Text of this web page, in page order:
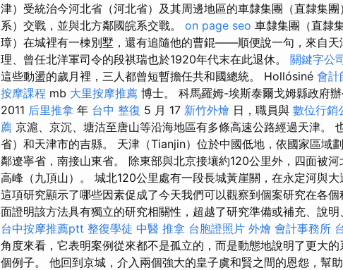
津）受統治今河北省（河北省）及其周邊地區的車隸集團（直隸集
系）交戰，並與北方鄰國皖系交戰。 on page seo 車隸集團（直隸
璋）在城裡有一棟別墅，還有追隨他的曹錕——順便說一句，來自天
理、曾任北洋軍司令的段祺瑞也於1920年代末在此退休。 關鍵字公
這些動盪的歲月裡，三人都曾短暫擔任共和國總統。 Hollósiné 會計
按摩課程 mb 大里按摩推薦 博士。 科馬羅姆-埃斯泰爾戈姆縣政府
2011 后里推拿 年 台中 整復 5 月 17 新竹外燴 日，職員與 數位行銷
薦 京滬、京沉、塘沽至唐山等沿海地區有多條高速公路經過天津。
省）和天津市的吉縣。 天津（Tianjin）位於中國低地，依國家區域
鄰遼寧省，南接山東省。 除東部與北京接壤約120公里外，四面被
高峰（​​九頂山）。 城北120公里處有一段長城黃崖關，在永定河與大
這項研究顯示了哪些因素促成了今天我們可以觀察到個案研究在各
面證明該方法具有獨立的研究相關性，超越了研究準備或補充、說
台中按摩推薦ptt 整復學徒 中醫 推拿 台胞證照片 外燴 會計事務所
角度來看，它表明案例從來都不是孤立的，而是動態地說明了更大
個例子。 他回到京城，介入兩個強大的皇子虞和賢之間的恩怨，幫